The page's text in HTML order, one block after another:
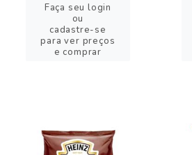
Faça seu login
ou
cadastre-se
para ver preços
e comprar